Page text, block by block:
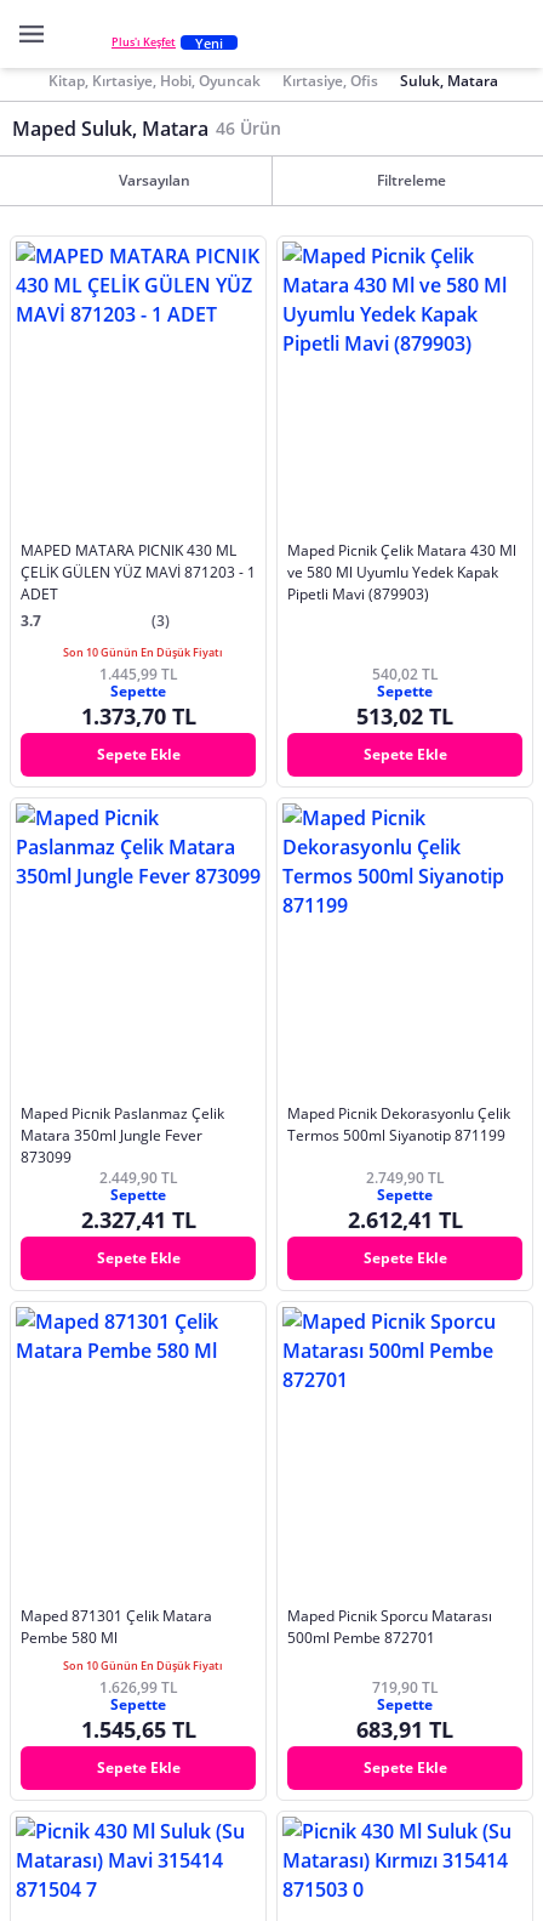
Plus'ı Keşfet Yeni
Kitap, Kırtasiye, Hobi, Oyuncak Kırtasiye, Ofis Suluk, Matara
Maped Suluk, Matara 46 Ürün
Varsayılan Filtreleme
MAPED MATARA PICNIK 430 ML
ÇELİK GÜLEN YÜZ MAVİ 871203 - 1
ADET
3.7
(3)
Son 10 Günün En Düşük Fiyatı
1.445,99 TL
Sepette
1.373,70 TL
Sepete Ekle
Maped Picnik Çelik Matara 430 Ml
ve 580 Ml Uyumlu Yedek Kapak
Pipetli Mavi (879903)
540,02 TL
Sepette
513,02 TL
Sepete Ekle
Maped Picnik Paslanmaz Çelik
Matara 350ml Jungle Fever
873099
2.449,90 TL
Sepette
2.327,41 TL
Sepete Ekle
Maped Picnik Dekorasyonlu Çelik
Termos 500ml Siyanotip 871199
2.749,90 TL
Sepette
2.612,41 TL
Sepete Ekle
Maped 871301 Çelik Matara
Pembe 580 Ml
Son 10 Günün En Düşük Fiyatı
1.626,99 TL
Sepette
1.545,65 TL
Sepete Ekle
Maped Picnik Sporcu Matarası
500ml Pembe 872701
719,90 TL
Sepette
683,91 TL
Sepete Ekle